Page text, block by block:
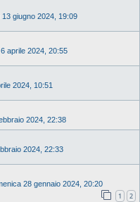
giugno 2024, 19:09
aprile 2024, 20:55
2024, 10:51
2024, 22:38
2024, 22:33
28 gennaio 2024, 20:20
1 2